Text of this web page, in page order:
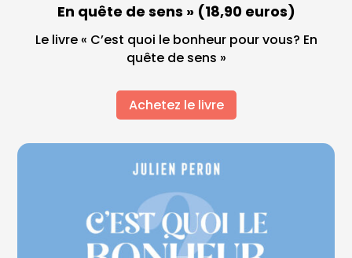
En quête de sens » (18,90 euros)
Le livre « C’est quoi le bonheur pour vous? En
quête de sens »
Achetez le livre